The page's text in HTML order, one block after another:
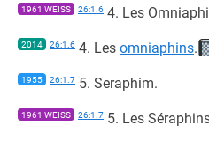
1961 WEISS 26:1.6 4. Les
2014 26:1.6 4. Les omniaphins.
1955 26:1.7 5. Seraphim.
1961 WEISS 26:1.7 5. Les